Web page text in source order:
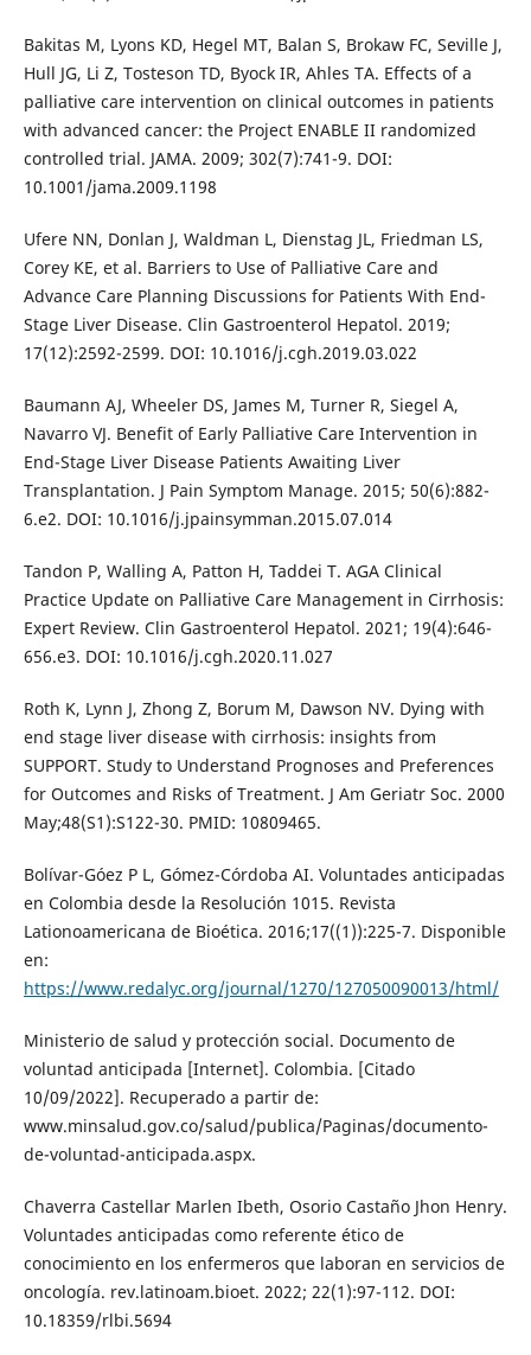
Bakitas M, Lyons KD, Hegel MT, Balan S, Brokaw FC, Seville J,
Hull JG, Li Z, Tosteson TD, Byock IR, Ahles TA. Effects of a
palliative care intervention on clinical outcomes in patients
with advanced cancer: the Project ENABLE II randomized
controlled trial. JAMA. 2009; 302(7):741-9. DOI:
10.1001/jama.2009.1198
Ufere NN, Donlan J, Waldman L, Dienstag JL, Friedman LS,
Corey KE, et al. Barriers to Use of Palliative Care and
Advance Care Planning Discussions for Patients With End-
Stage Liver Disease. Clin Gastroenterol Hepatol. 2019;
17(12):2592-2599. DOI: 10.1016/j.cgh.2019.03.022
Baumann AJ, Wheeler DS, James M, Turner R, Siegel A,
Navarro VJ. Benefit of Early Palliative Care Intervention in
End-Stage Liver Disease Patients Awaiting Liver
Transplantation. J Pain Symptom Manage. 2015; 50(6):882-
6.e2. DOI: 10.1016/j.jpainsymman.2015.07.014
Tandon P, Walling A, Patton H, Taddei T. AGA Clinical
Practice Update on Palliative Care Management in Cirrhosis:
Expert Review. Clin Gastroenterol Hepatol. 2021; 19(4):646-
656.e3. DOI: 10.1016/j.cgh.2020.11.027
Roth K, Lynn J, Zhong Z, Borum M, Dawson NV. Dying with
end stage liver disease with cirrhosis: insights from
SUPPORT. Study to Understand Prognoses and Preferences
for Outcomes and Risks of Treatment. J Am Geriatr Soc. 2000
May;48(S1):S122-30. PMID: 10809465.
Bolívar-Góez P L, Gómez-Córdoba AI. Voluntades anticipadas
en Colombia desde la Resolución 1015. Revista
Lationoamericana de Bioética. 2016;17((1)):225-7. Disponible
en:
https://www.redalyc.org/journal/1270/127050090013/html/
Ministerio de salud y protección social. Documento de
voluntad anticipada [Internet]. Colombia. [Citado
10/09/2022]. Recuperado a partir de:
www.minsalud.gov.co/salud/publica/Paginas/documento-
de-voluntad-anticipada.aspx.
Chaverra Castellar Marlen Ibeth, Osorio Castaño Jhon Henry.
Voluntades anticipadas como referente ético de
conocimiento en los enfermeros que laboran en servicios de
oncología. rev.latinoam.bioet. 2022; 22(1):97-112. DOI:
10.18359/rlbi.5694